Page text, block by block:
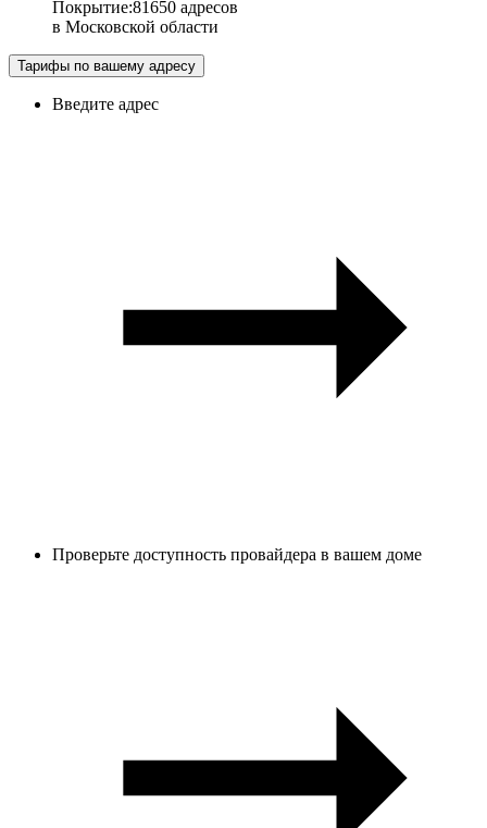
Покрытие:81650 адресов
в Московской области
Тарифы по вашему адресу
Введите адрес
Проверьте доступность провайдера в вашем доме